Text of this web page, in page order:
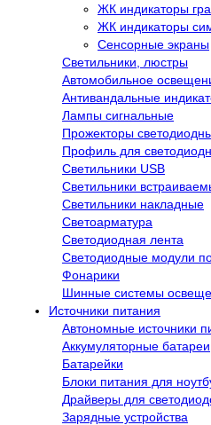
ЖК индикаторы
ЖК индикаторы
Сенсорные экраны
Cветильники, люстры
Автомобильное
Антивандальные
Лампы сигнальные
Прожекторы
Профиль для
Светильники USB
Светильники
Светильники накладные
Светоарматура
Светодиодная лента
Светодиодные модули
Фонарики
Шинные системы
Источники питания
Автономные источники
Аккумуляторные батареи
Батарейки
Блоки питания для
Драйверы для
Зарядные устройства